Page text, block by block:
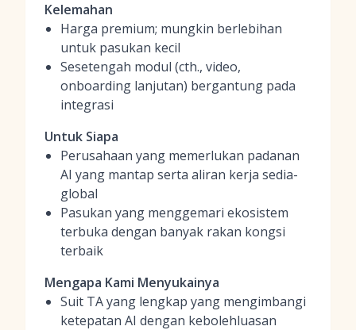
Kelemahan
Harga premium; mungkin berlebihan
untuk pasukan kecil
Sesetengah modul (cth., video,
onboarding lanjutan) bergantung pada
integrasi
Untuk Siapa
Perusahaan yang memerlukan padanan
AI yang mantap serta aliran kerja sedia-
global
Pasukan yang menggemari ekosistem
terbuka dengan banyak rakan kongsi
terbaik
Mengapa Kami Menyukainya
Suit TA yang lengkap yang mengimbangi
ketepatan AI dengan kebolehluasan